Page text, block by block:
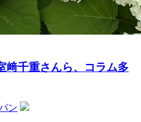
﨑千重さんら、コラム多